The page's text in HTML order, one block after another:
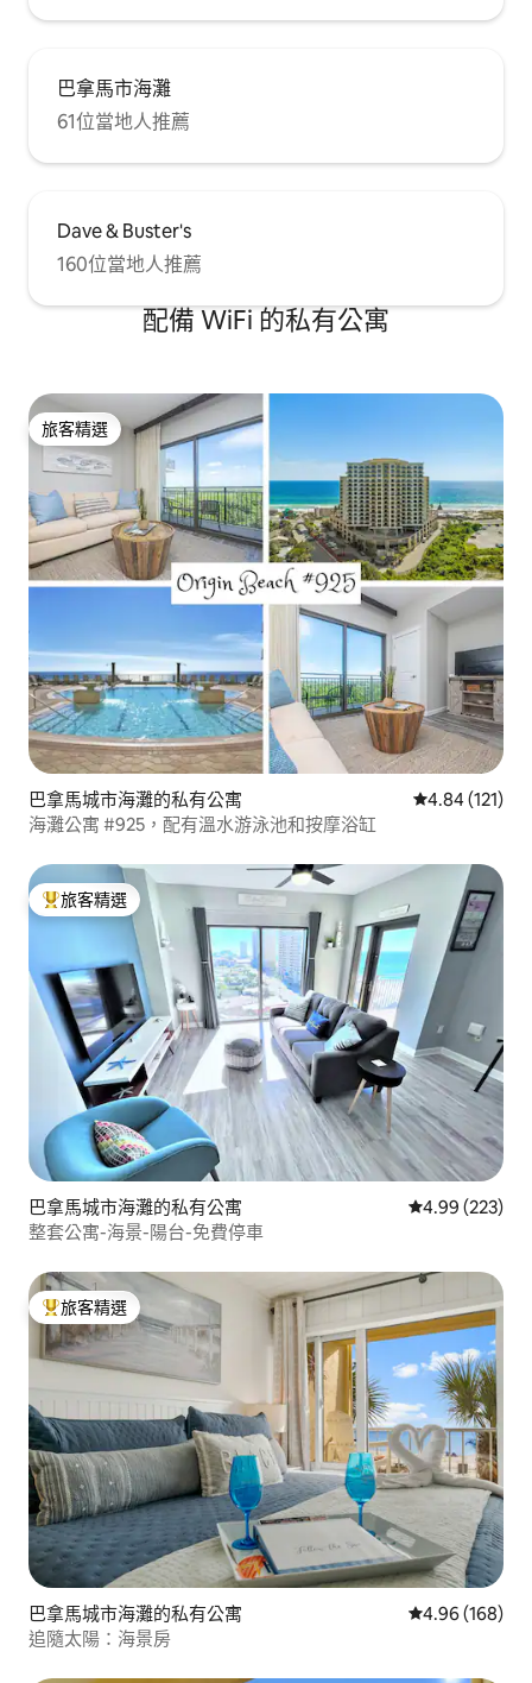
巴拿馬市海灘
61位當地人推薦
Dave & Buster's
160位當地人推薦
配備 WiFi 的私有公寓
旅客精選
旅客精選
巴拿馬城市海灘的私有公寓 從 121 則評價
4.84 (121)
海灘公寓 #925，配有溫水游泳池和按摩浴缸
旅客精選榜首
旅客精選
巴拿馬城市海灘的私有公寓 從 223 則評價
4.99 (223)
整套公寓-海景-陽台-免費停車
旅客精選榜首
旅客精選
巴拿馬城市海灘的私有公寓 從 168 則評價
4.96 (168)
追隨太陽：海景房